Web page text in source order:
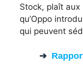
Stock, plaît aux
qu’Oppo
qui peuvent